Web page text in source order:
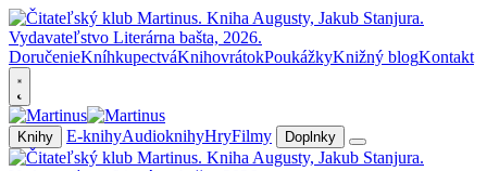
DoručenieKníhkupectváKnihovrátokPoukážkyKnižný blogKontakt
Knihy E-knihyAudioknihyHryFilmy Doplnky